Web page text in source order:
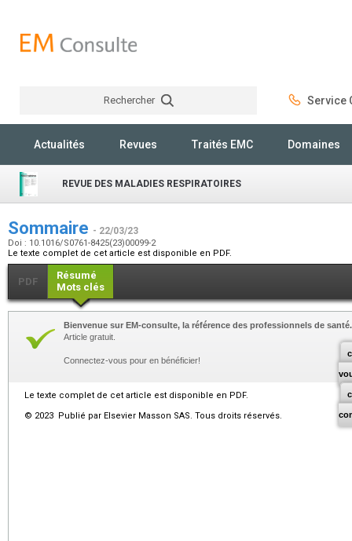
Rechercher Service
Actualités Revues Traités EMC Domaines
REVUE DES MALADIES RESPIRATOIRES
Sommaire - 22/03/23
Doi : 10.1016/S0761-8425(23)00099-2
Le texte complet de cet article est disponible en PDF.
PDF
Résumé
Mots clés
Bienvenue sur EM-consulte, la référence des professionnels de santé.
Article gratuit.
Connectez-vous pour en bénéficier!
Le texte complet de cet article est disponible en PDF.
© 2023 Publié par Elsevier Masson SAS. Tous droits réservés.